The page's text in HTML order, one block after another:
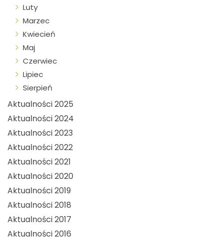
Luty
Marzec
Kwiecień
Maj
Czerwiec
Lipiec
Sierpień
Aktualności 2025
Aktualności 2024
Aktualności 2023
Aktualności 2022
Aktualności 2021
Aktualności 2020
Aktualności 2019
Aktualności 2018
Aktualności 2017
Aktualności 2016